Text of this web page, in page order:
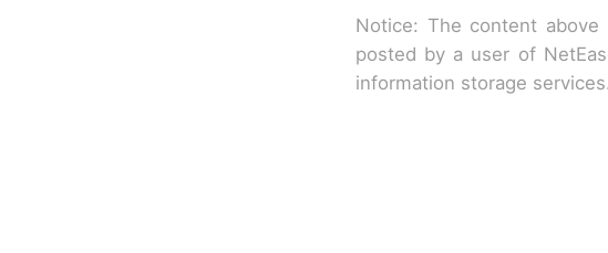
Notice: The content
posted by a user of
information storage services.